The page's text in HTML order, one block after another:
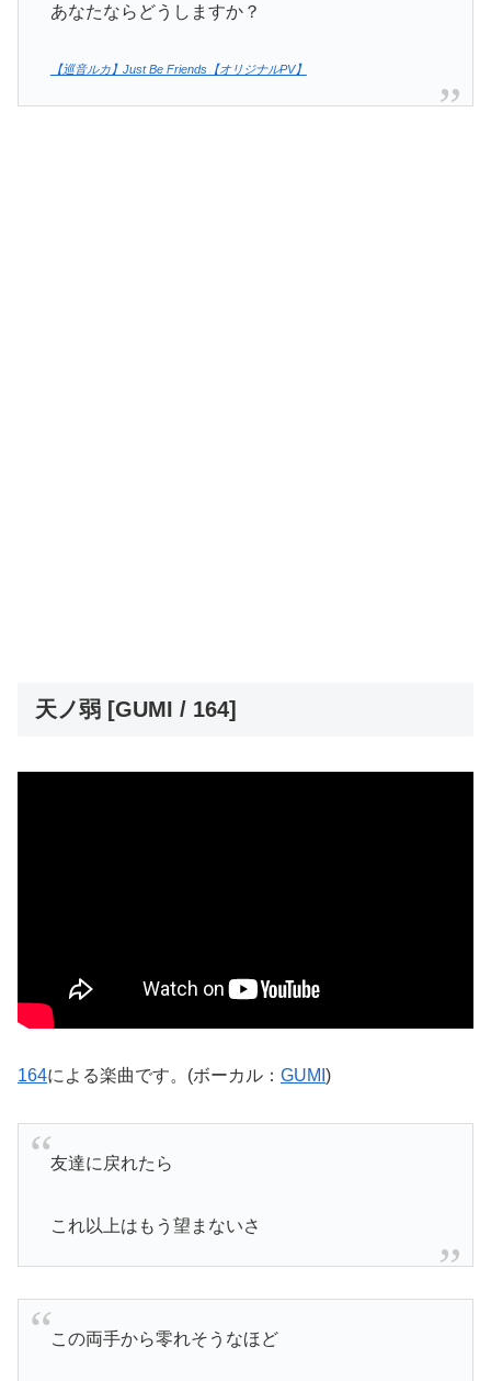
あなたならどうしますか？
【巡音ルカ】Just Be Friends【オリジナルPV】
天ノ弱 [GUMI / 164]
164による楽曲です。(ボーカル： GUMI )
友達に戻れたら
これ以上はもう望まないさ
この両手から零れそうなほど